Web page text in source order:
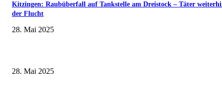
Kitzingen: Raubüberfall auf Tankstelle am Dreistock – Täter
der Flucht
28. Mai 2025
28. Mai 2025